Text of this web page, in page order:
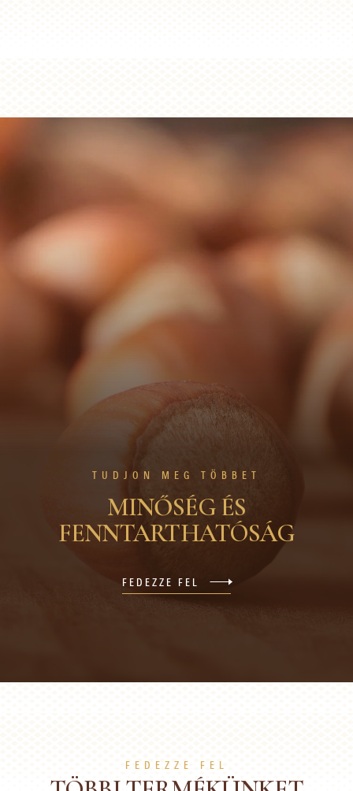
TUDJON MEG TÖBBET
MINŐSÉG ÉS
FENNTARTHATÓSÁG
FEDEZZE FEL
FEDEZZE FEL